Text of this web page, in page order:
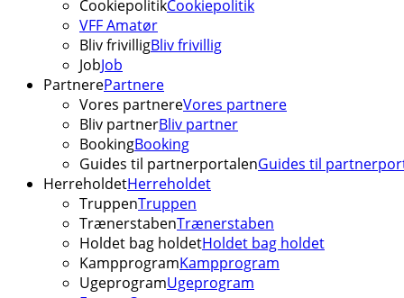
CookiepolitikCookiepolitik
VFF Amatør
Bliv frivilligBliv frivillig
JobJob
PartnerePartnere
Vores partnereVores partnere
Bliv partnerBliv partner
BookingBooking
Guides til partnerportalenGuides til
HerreholdetHerreholdet
TruppenTruppen
TrænerstabenTrænerstaben
Holdet bag holdetHoldet bag holdet
KampprogramKampprogram
UgeprogramUgeprogram